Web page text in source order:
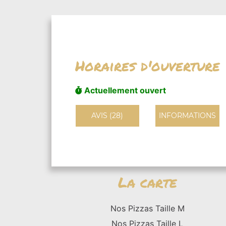
Horaires d'ouverture
Actuellement ouvert
AVIS (28) INFORMATIONS
La carte
Nos Pizzas Taille M
Nos Pizzas Taille L